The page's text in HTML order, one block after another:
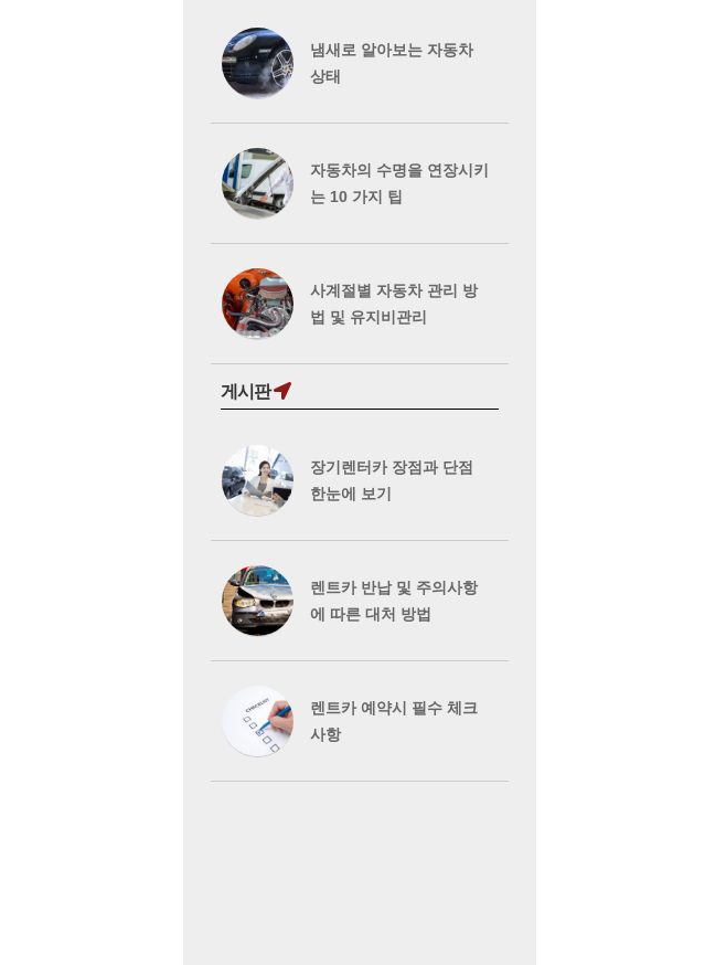
냄새로 알아보는 자동차
상태
자동차의 수명을 연장시키
는 10 가지 팁
사계절별 자동차 관리 방
법 및 유지비관리
게시판
장기렌터카 장점과 단점
한눈에 보기
렌트카 반납 및 주의사항
에 따른 대처 방법
렌트카 예약시 필수 체크
사항